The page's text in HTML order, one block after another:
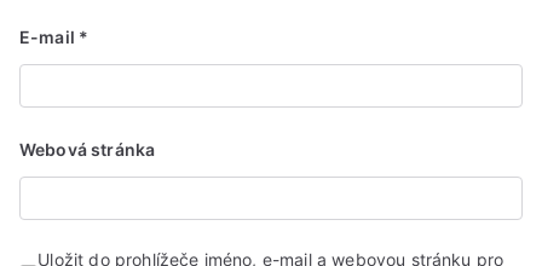
E-mail *
Webová stránka
Uložit do prohlížeče jméno, e-mail a webovou stránku pro